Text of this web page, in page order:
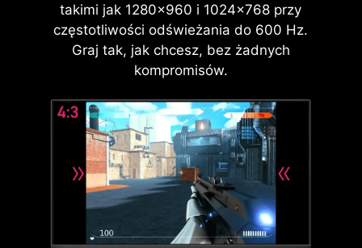
takimi jak 1280×960 i 1024×768 przy
częstotliwości odświeżania do 600 Hz.
Graj tak, jak chcesz, bez żadnych
kompromisów.